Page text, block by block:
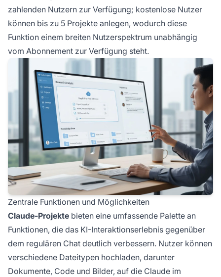
zahlenden Nutzern zur Verfügung; kostenlose Nutzer
können bis zu 5 Projekte anlegen, wodurch diese
Funktion einem breiten Nutzerspektrum unabhängig
vom Abonnement zur Verfügung steht.
Zentrale Funktionen und Möglichkeiten
Claude-Projekte bieten eine umfassende Palette an
Funktionen, die das KI-Interaktionserlebnis gegenüber
dem regulären Chat deutlich verbessern. Nutzer können
verschiedene Dateitypen hochladen, darunter
Dokumente, Code und Bilder, auf die Claude im